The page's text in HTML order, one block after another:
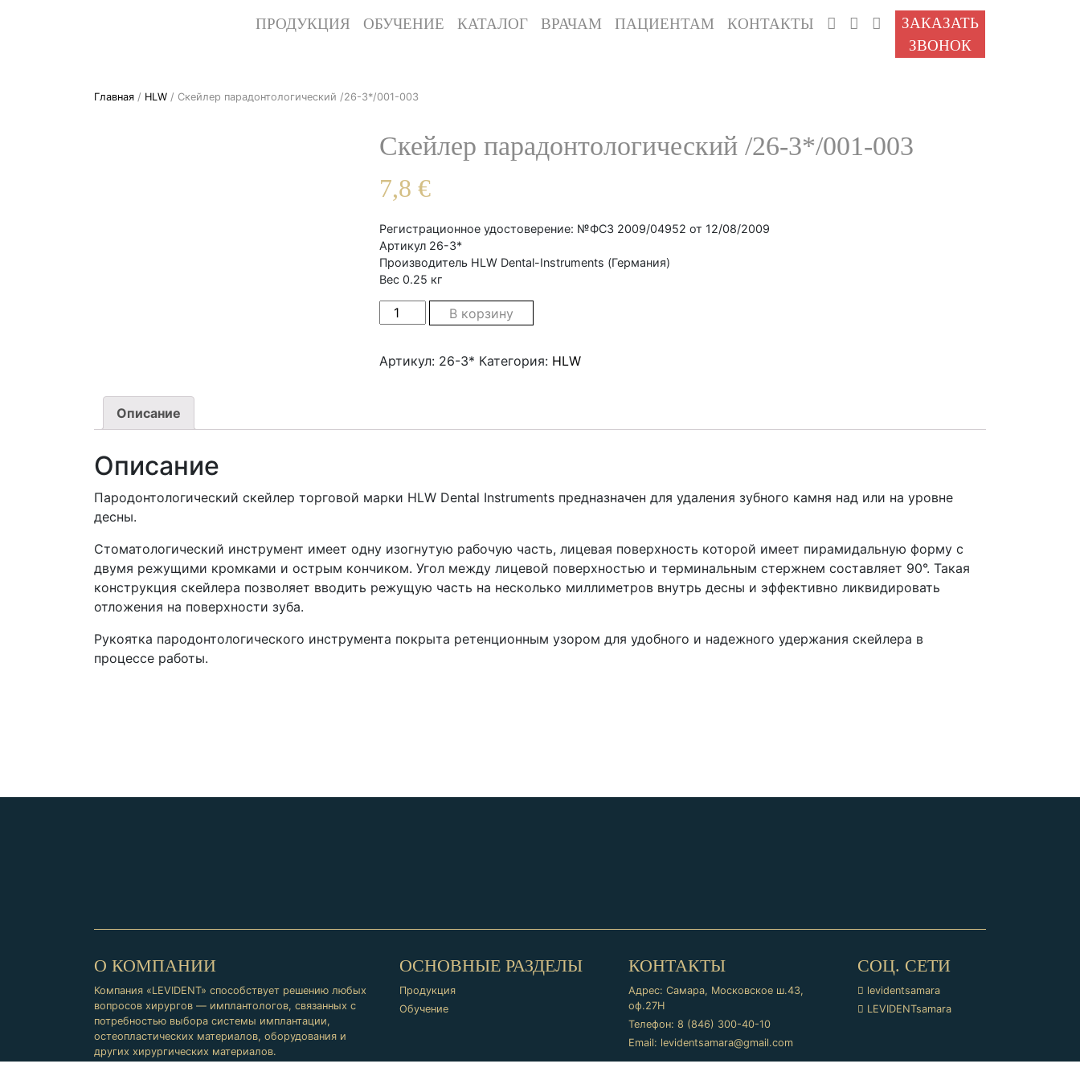
ПРОДУКЦИЯ ОБУЧЕНИЕ КАТАЛОГ ВРАЧАМ ПАЦИЕНТАМ КОНТАКТЫ
ЗАКАЗАТЬ
ЗВОНОК
Главная / HLW / Cкейлер парадонтологический /26-3*/001-003
Cкейлер парадонтологический /26-3*/001-003
7,8€
Регистрационное удостоверение: №ФСЗ 2009/04952 от 12/08/2009
Артикул 26-3*
Производитель HLW Dental-Instruments (Германия)
Вес 0.25 кг
Cкейлер парадонтологический /26-3*/001-003 quantity
В корзину
Артикул: 26-3* Категория: HLW
Описание
Описание
Пародонтологический скейлер торговой марки HLW Dental Instruments предназначен для удаления зубного камня над или на уровне
десны.
Стоматологический инструмент имеет одну изогнутую рабочую часть, лицевая поверхность которой имеет пирамидальную форму с
двумя режущими кромками и острым кончиком. Угол между лицевой поверхностью и терминальным стержнем составляет 90°. Такая
конструкция скейлера позволяет вводить режущую часть на несколько миллиметров внутрь десны и эффективно ликвидировать
отложения на поверхности зуба.
Рукоятка пародонтологического инструмента покрыта ретенционным узором для удобного и надежного удержания скейлера в
процессе работы.
О КОМПАНИИ
Компания «LEVIDENT» способствует решению любых
вопросов хирургов — имплантологов, связанных с
потребностью выбора системы имплантации,
остеопластических материалов, оборудования и
других хирургических материалов.
ОСНОВНЫЕ РАЗДЕЛЫ
Продукция
Обучение
КОНТАКТЫ
Адрес: Самара, Московское ш.43,
оф.27Н
Телефон: 8 (846) 300-40-10
Email: levidentsamara@gmail.com
СОЦ. СЕТИ
levidentsamara
LEVIDENTsamara